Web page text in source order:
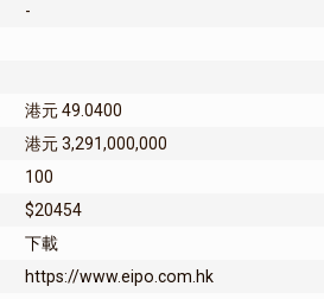
-
港元 49.0400
港元 3,291,000,000
100
$20454
下載
https://www.eipo.com.hk